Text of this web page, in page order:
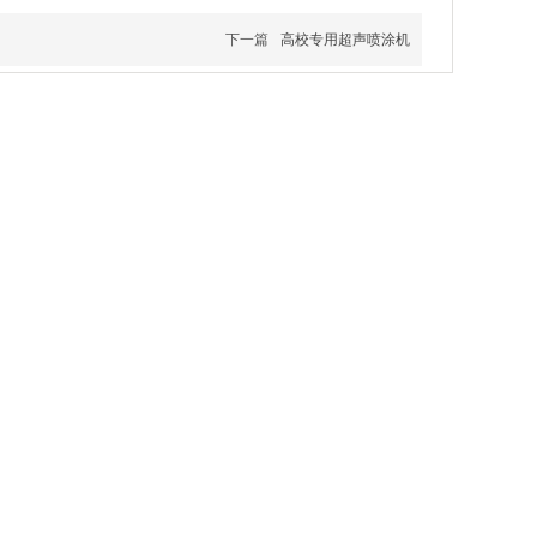
下一篇 高校专用超声喷涂机